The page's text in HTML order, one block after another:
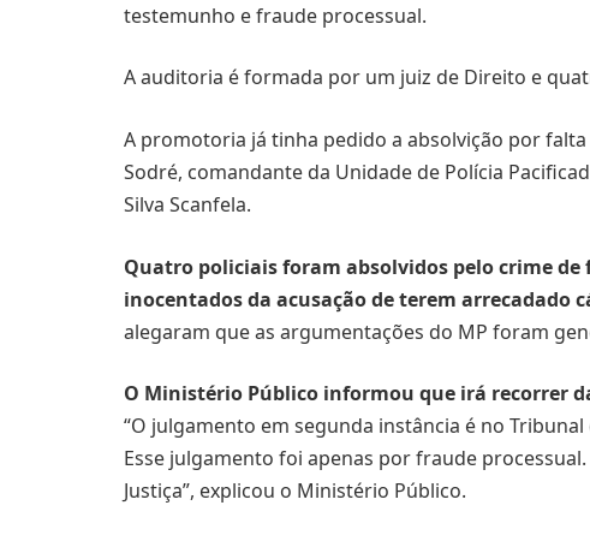
testemunho e fraude processual.
A auditoria é formada por um juiz de Direito e
A promotoria já tinha pedido a absolvição por
Sodré, comandante da Unidade de Polícia
Silva Scanfela.
Quatro policiais foram absolvidos pelo crime
inocentados da acusação de terem arrecadado
alegaram que as argumentações do MP foram
O Ministério Público informou que irá recorrer
“O julgamento em segunda instância é no
Esse julgamento foi apenas por fraude
Justiça”, explicou o Ministério Público.